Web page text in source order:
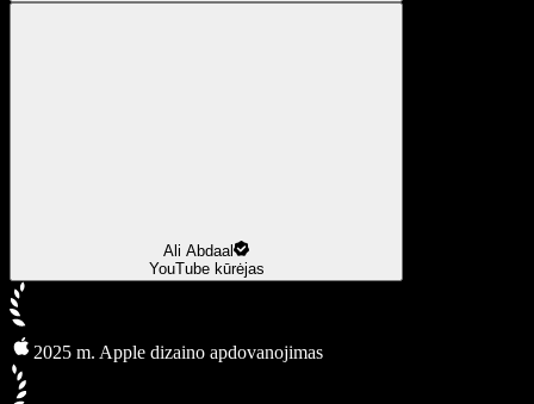
Ali Abdaal
YouTube kūrėjas
2025 m. Apple dizaino apdovanojimas